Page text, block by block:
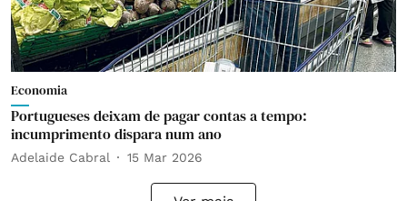
Economia
Portugueses deixam de pagar contas a tempo:
incumprimento dispara num ano
Adelaide Cabral 15 Mar 2026